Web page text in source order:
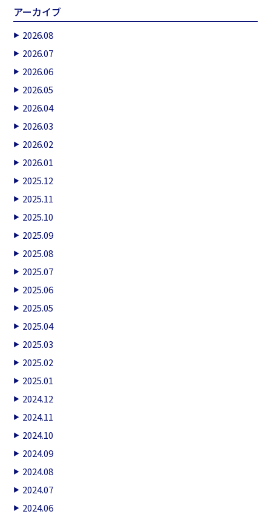
アーカイブ
2026.08
2026.07
2026.06
2026.05
2026.04
2026.03
2026.02
2026.01
2025.12
2025.11
2025.10
2025.09
2025.08
2025.07
2025.06
2025.05
2025.04
2025.03
2025.02
2025.01
2024.12
2024.11
2024.10
2024.09
2024.08
2024.07
2024.06